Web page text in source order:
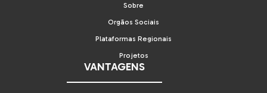
Sobre
Orgãos Sociais
Plataformas Regionais
Projetos
VANTAGENS